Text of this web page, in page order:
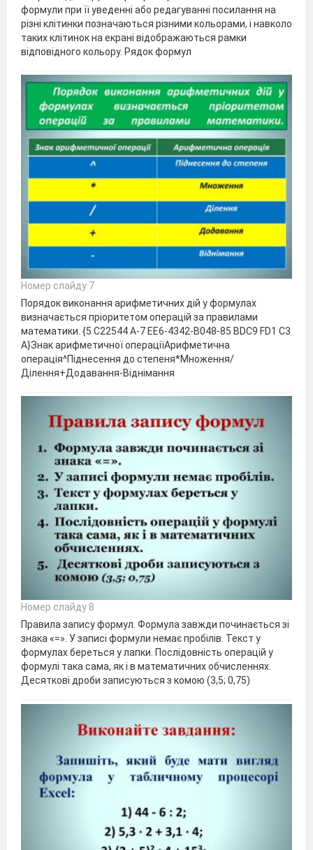
формули при її уведенні або редагуванні посилання на
різні клітинки позначаються різними кольорами, і навколо
таких клітинок на екрані відображаються рамки
відповідного кольору. Рядок формул
Номер слайду 7
Порядок виконання арифметичних дій у формулах
визначається пріоритетом операцій за правилами
математики. {5 C22544 A-7 EE6-4342-B048-85 BDC9 FD1 C3
A}Знак арифметичної операціїАрифметична
операція^Піднесення до степеня*Множення/
Ділення+Додавання-Віднімання
Номер слайду 8
Правила запису формул. Формула завжди починається зі
знака «=». У записі формули немає пробілів. Текст у
формулах береться у лапки. Послідовність операцій у
формулі така сама, як і в математичних обчисленнях.
Десяткові дроби записуються з комою (3,5; 0,75)